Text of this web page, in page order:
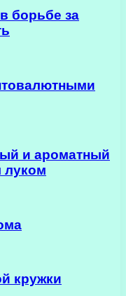
борьбе за
и ароматный
луком
кружки